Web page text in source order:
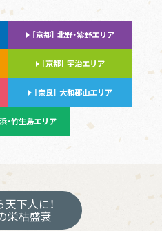
［京都］ 北野・紫野エリア
［京都］ 宇治エリア
［奈良］ 大和郡山エリア
浜・竹生島エリア
下人に！
栄枯盛衰